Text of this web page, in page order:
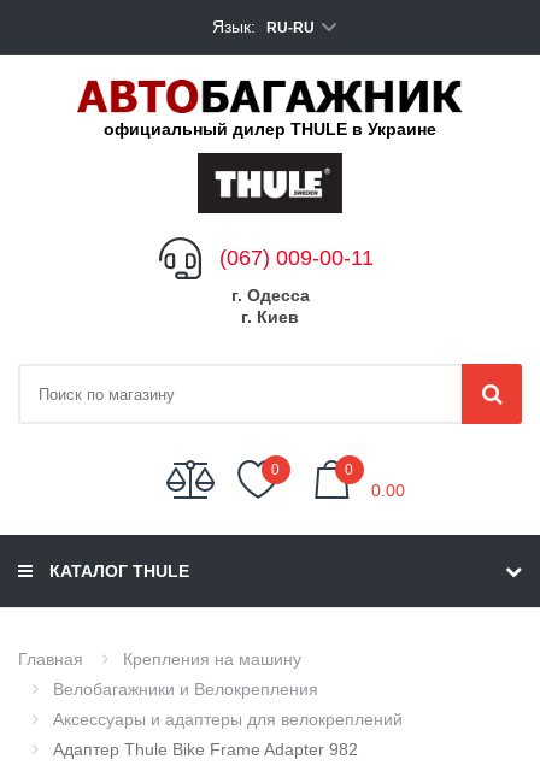
Язык: RU-RU
официальный дилер THULE в Украине
(067) 009-00-11
г. Одесса
г. Киев
0 0
0.00
КАТАЛОГ THULE
Главная
Крепления на машину
Велобагажники и Велокрепления
Аксессуары и адаптеры для велокреплений
Адаптер Thule Bike Frame Adapter 982